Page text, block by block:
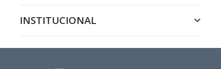
INSTITUCIONAL